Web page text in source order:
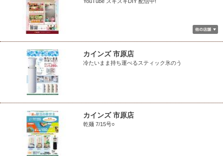
カインズ 市原店
冷たいまま持ち運べるスティック氷のう
カインズ 市原店
乾麺 7/15号○